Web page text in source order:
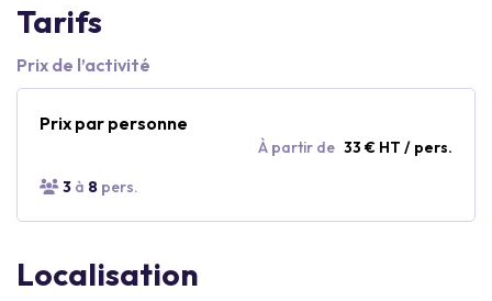
Tarifs
Prix de l’activité
Prix par personne
À partir de 33 € HT / pers.
3 à 8 pers.
Localisation